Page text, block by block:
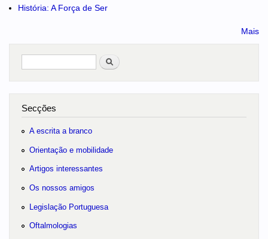
História: A Força de Ser
Mais
Pesquisar
Secções
A escrita a branco
Orientação e mobilidade
Artigos interessantes
Os nossos amigos
Legislação Portuguesa
Oftalmologias